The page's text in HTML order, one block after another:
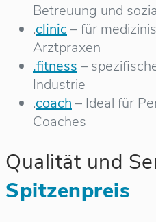
Betreuung und
.clinic– für
Arztpraxen
.fitness–
Industrie
.coach– Ideal für
Coaches
Qualität und
Spitzenpreis